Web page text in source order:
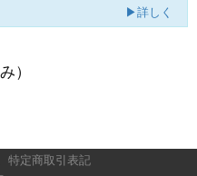
▶詳しく
）
特定商取引表記